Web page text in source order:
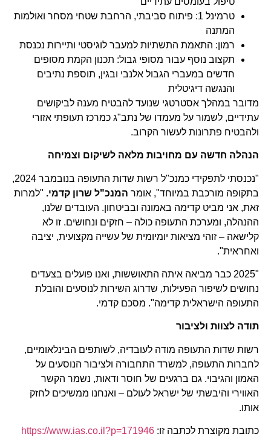
טרמינל 1: פיתוח סביבתי, הרחבת שטחי מסחר ואולמות
המתנה
רמון: התאמת התשתיות למעבר לוגיסטי ותיירות נכנסת
תקצוב נוסף עבור מסופי גבול: תכנון הקמת מסופים
חדשים במעברי הגבול אלנבי ובגין, תוספת נתיבים
והנגשה דיגיטלית
מדובר במהלך אסטרטגי שנועד להבטיח מענה לביקושים
עתידיים, לשמור על מעמדו של נתב"ג כמרכז תעופתי אזורי
ולהבטיח פתרונות לעשור הקרוב.
הנהלה חדשה עם מחויבות מלאה לשיקום וצמיחה
"נכנסתי לתפקידי כמנכ"ל רשות שדות התעופה בנובמבר 2024,
בתקופה מורכבת במיוחד", אומר המנכ"ל שרון קדמי. "למרות
זאת, אני מביט קדימה באמונה ובביטחון. העובדים שלנו,
ההנהלה, ומערכת התעופה כולה – חזקים ונחושים. זו לא
קלישאה – זוהי מציאות יומיומית של עשייה מקצועית, יציבה
ואחראית".
"2025 כבר מביאה איתה התאוששות, ואנו פועלים בצעדים
נחושים לשיפור הפעילות, שדרוג השירות לנוסעים והובלת
התעופה הישראלית קדימה". מסכם קדמי.
תודה לצוות ולציבור
רשות שדות התעופה מודה לעובדיה, לשותפים הבינלאומיים,
לחברות התעופה, למשרד התחבורה ולציבור הנוסעים על
האמון והגיבוי. גם ברגעים של חוסר ודאות, נשמר הקשר
האווירי והיבשתי של ישראל לעולם – ואנחנו ממשיכים לחזק
אותו.
כתובת מקוצרת לכתבה זו: https://www.ias.co.il?p=171946